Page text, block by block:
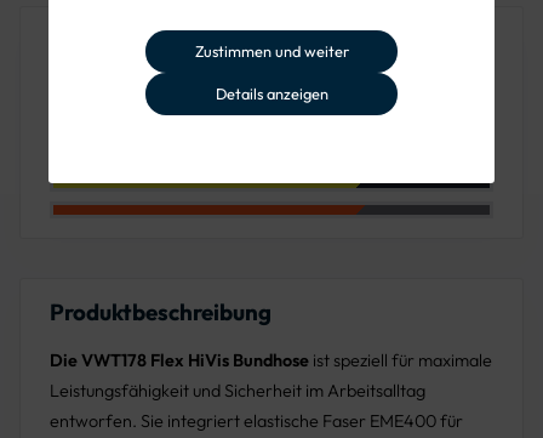
Zustimmen und weiter
Details anzeigen
Dieses Produkt ist auch in folgenden
Farben verfügbar
Farbe: Leuchtgelb-Marine
Farbe: Leuchtorange-Grau
Produktbeschreibung
Die VWT178 Flex HiVis Bundhose ist speziell für maximale
Leistungsfähigkeit und Sicherheit im Arbeitsalltag
entworfen. Sie integriert elastische Faser EME400 für